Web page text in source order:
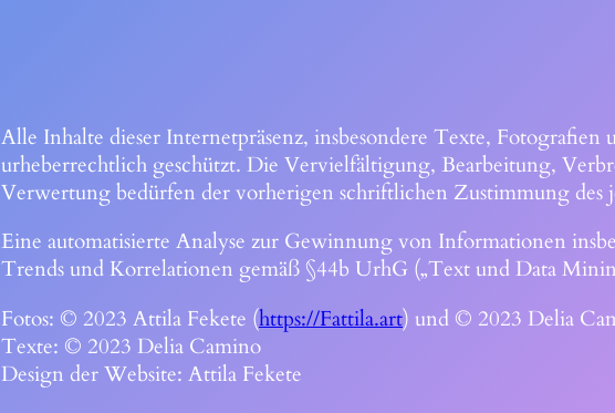
Alle Inhalte dieser Internetpräsenz, insbesondere Texte, Fotografien
urheberrechtlich geschützt. Die Vervielfältigung, Bearbeitung,
Verwertung bedürfen der vorherigen schriftlichen Zustimmung des
Eine automatisierte Analyse zur Gewinnung von Informationen
Trends und Korrelationen gemäß §44b UrhG („Text und Data
Fotos: © 2023 Attila Fekete (https://Fattila.art) und © 2023 Delia
Texte: © 2023 Delia Camino
Design der Website: Attila Fekete